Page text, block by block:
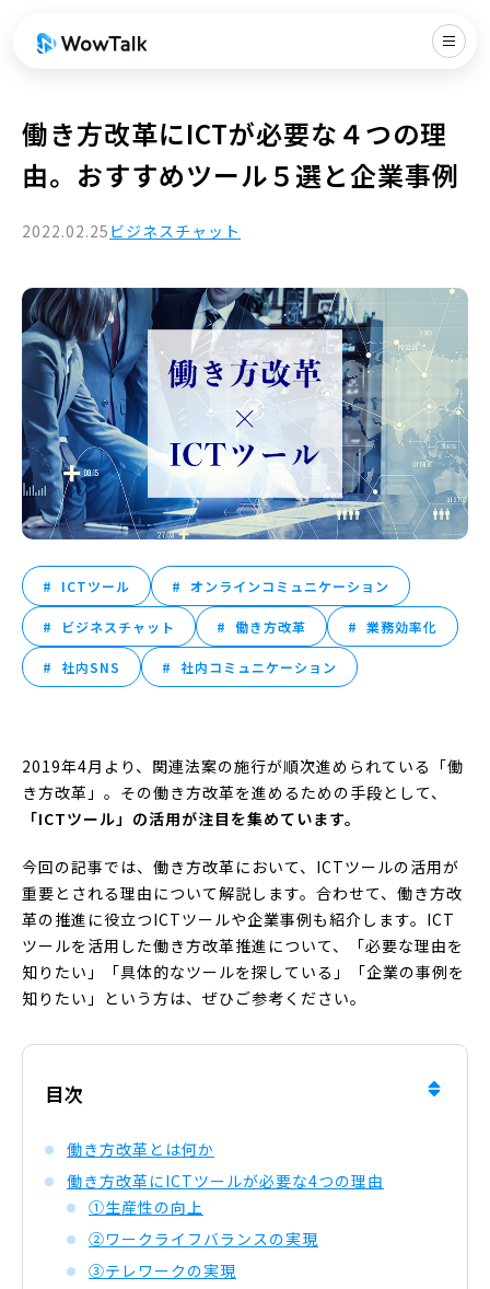
働き方改革にICTが必要な４つの理
由。おすすめツール５選と企業事例
2022.02.25 ビジネスチャット
ICTツール オンラインコミュニケーション
ビジネスチャット 働き方改革 業務効率化
社内SNS 社内コミュニケーション
2019年4月より、関連法案の施行が順次進められている「働
き方改革」。その働き方改革を進めるための手段として、
「ICTツール」の活用が注目を集めています。
今回の記事では、働き方改革において、ICTツールの活用が
重要とされる理由について解説します。合わせて、働き方改
革の推進に役立つICTツールや企業事例も紹介します。ICT
ツールを活用した働き方改革推進について、「必要な理由を
知りたい」「具体的なツールを探している」「企業の事例を
知りたい」という方は、ぜひご参考ください。
目次
働き方改革とは何か
働き方改革にICTツールが必要な4つの理由
①生産性の向上
②ワークライフバランスの実現
③テレワークの実現